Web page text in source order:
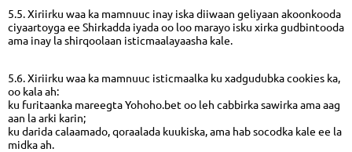
5.5. Xiriirku waa ka mamnuuc inay iska diiwaan geliyaan akoonkooda
ciyaartoyga ee Shirkadda iyada oo loo marayo isku xirka gudbintooda
ama inay la shirqoolaan isticmaalayaasha kale.
5.6. Xiriirku waa ka mamnuuc isticmaalka ku xadgudubka cookies ka,
oo kala ah:
ku furitaanka mareegta Yohoho.bet oo leh cabbirka sawirka ama aag
aan la arki karin;
ku darida calaamado, qoraalada kuukiska, ama hab socodka kale ee la
midka ah.